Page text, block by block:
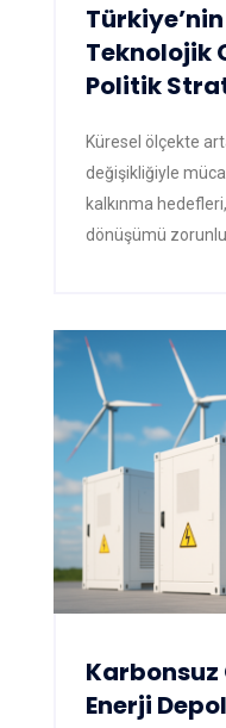
Teknolojik
Politik
Küresel ölçekte
değişikliğiyle
kalkınma
dönüşümü zorunlu
Karbonsuz
Enerji